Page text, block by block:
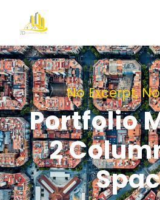
No Excerpt,
Portfolio
2